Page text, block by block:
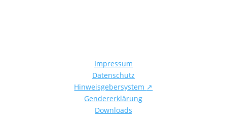
Impressum
Datenschutz
Hinweisgebersystem ↗
Gendererklärung
Downloads